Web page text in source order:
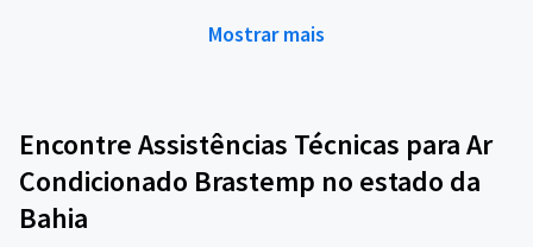
Mostrar mais
Encontre Assistências Técnicas para Ar
Condicionado Brastemp no estado da
Bahia